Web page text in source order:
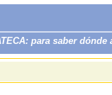
para saber